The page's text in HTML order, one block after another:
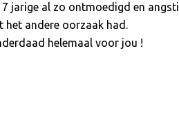
jarige al zo ontmoedigd en
andere oorzaak had.
helemaal voor jou !